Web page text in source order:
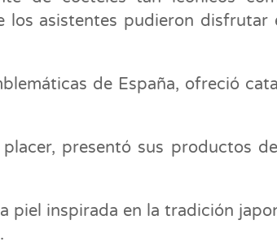
los asistentes pudieron disfrutar
de España, ofreció
presentó sus productos
piel inspirada en la tradición